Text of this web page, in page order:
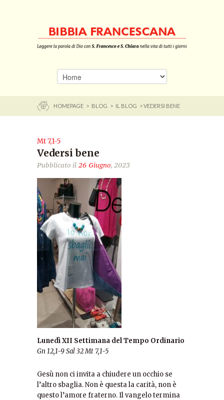
HOMEPAGE > BLOG > IL BLOG > VEDERSI BENE
Mt 7,1-5
Vedersi bene
Pubblicato il 26 Giugno, 2023
Lunedì XII Settimana del Tempo Ordinario
Gn 12,1-9Sal 32Mt 7,1-5
Gesù non ci invita a chiudere un occhio se
l’altro sbaglia. Non è questa la carità, non è
questo l’amore fraterno. Il vangelo termina